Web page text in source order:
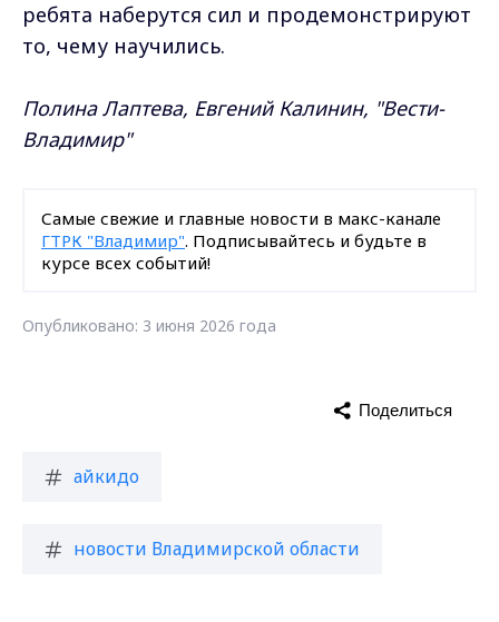
ребята наберутся сил и продемонстрируют
то, чему научились.
Полина Лаптева, Евгений Калинин, "Вести-
Владимир"
Самые свежие и главные новости в макс-канале
ГТРК "Владимир". Подписывайтесь и будьте в
курсе всех событий!
Опубликовано: 3 июня 2026 года
айкидо
новости Владимирской области
Поделиться